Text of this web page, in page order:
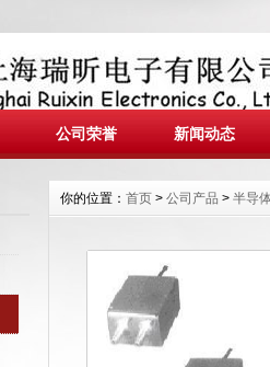
公司荣誉 新闻动态
你的位置： 首页 > 公司产品 > 半导